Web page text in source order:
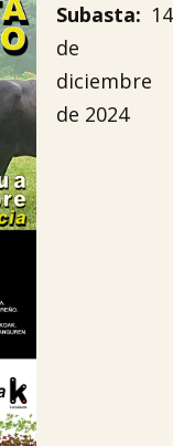
Subasta: 14
de
diciembre
de 2024